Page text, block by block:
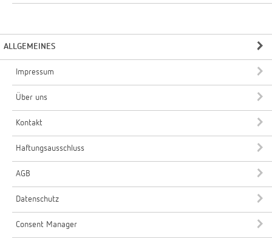
ALLGEMEINES
Impressum
Über uns
Kontakt
Haftungsausschluss
AGB
Datenschutz
Consent Manager